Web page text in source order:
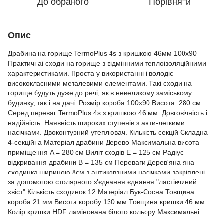
До обраного Порівняти
Опис
Драбина на горище TermoPlus 4s з кришкою 46мм 100х90
Практичнаі сходи на горище з відмінними теплоізоляційними
характеристиками. Проста у використанні і володіє
висококласними металевими елементами. Такі сходи на
горище будуть дуже до речі, як в невеликому заміському
будинку, так і на дачі. Розмір короба:100x90 Висота: 280 см.
Серед переваг TermoPlus 4s з кришкою 46 мм: Довговічність і
надійність. Наявність широких ступенів з анти-легкими
насічками. Двоконтурний утеплювач. Кількість секцій Складна
4-секційна Матеріал драбини Дерево Максимальна висота
приміщення A = 280 см Виліт сходів E = 125 см Радіус
відкривання драбини B = 135 см Переваги Дерев'яна яна
сходинка шириною 8см з антиковзними насічками закріплені
за допомогою столярного з'єднання єднання "ластівчиний
хвіст" Кількість сходинок 12 Матеріал Бук-Сосна Товщина
короба 21 мм Висота коробу 130 мм Товщина кришки 46 мм
Колір кришки HDF ламінована білого кольору Максимальні